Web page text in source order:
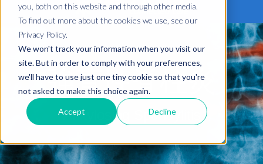
you, both on this website and through other media.
To find out more about the cookies we use, see our
Privacy Policy.
We won't track your information when you visit our
site. But in order to comply with your preferences,
we'll have to use just one tiny cookie so that you're
not asked to make this choice again.
Accept Decline
強直性脊柱炎
Ankylosing Spondylitis